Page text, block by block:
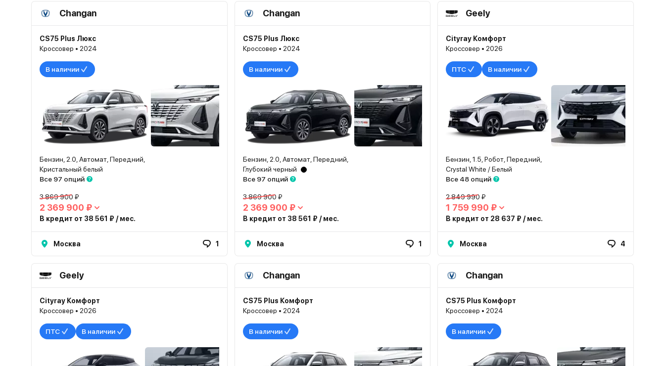
Changan
CS75 Plus Люкс
Кроссовер • 2024
В наличии
Бензин, 2.0, Автомат, Передний,
Кристальный белый
Все 97 опций
3 869 900 ₽
2 369 900 ₽
В кредит от 38 561 ₽ / мес.
Москва 1
Changan
CS75 Plus Люкс
Кроссовер • 2024
В наличии
Бензин, 2.0, Автомат, Передний,
Глубокий черный
Все 97 опций
3 869 900 ₽
2 369 900 ₽
В кредит от 38 561 ₽ / мес.
Москва 1
Geely
Cityray Комфорт
Кроссовер • 2026
ПТС В наличии
Бензин, 1.5, Робот, Передний,
Crystal White / Белый
Все 48 опций
2 849 990 ₽
1 759 990 ₽
В кредит от 28 637 ₽ / мес.
Москва 4
Geely
Cityray Комфорт
Кроссовер • 2026
ПТС В наличии
Changan
CS75 Plus Комфорт
Кроссовер • 2024
В наличии
Changan
CS75 Plus Комфорт
Кроссовер • 2024
В наличии